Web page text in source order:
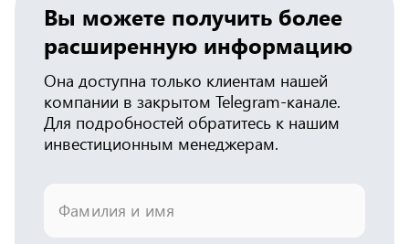
Вы можете получить более
расширенную информацию
Она доступна только клиентам нашей
компании в закрытом Telegram-канале.
Для подробностей обратитесь к нашим
инвестиционным менеджерам.
Фамилия и имя